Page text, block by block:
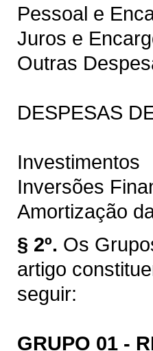
Pessoal e
Juros e
Outras
DESPESAS
Investimentos
Inversões
Amortização
§ 2º. Os
artigo
seguir:
GRUPO 01 -